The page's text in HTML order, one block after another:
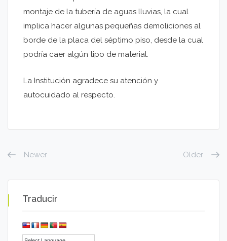
montaje de la tubería de aguas lluvias, la cual
implica hacer algunas pequeñas demoliciones al
borde de la placa del séptimo piso, desde la cual
podría caer algún tipo de material.
La Institución agradece su atención y
autocuidado al respecto.
Newer Older
Traducir